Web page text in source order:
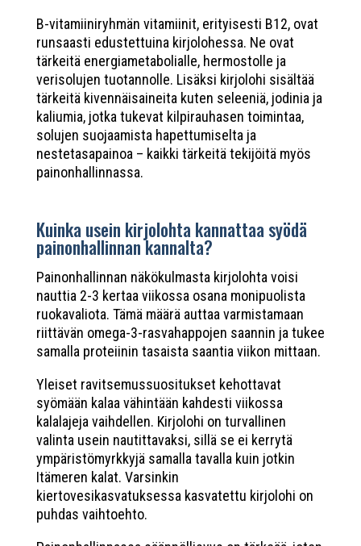
B-vitamiiniryhmän vitamiinit, erityisesti B12, ovat
runsaasti edustettuina kirjolohessa. Ne ovat
tärkeitä energiametabolialle, hermostolle ja
verisolujen tuotannolle. Lisäksi kirjolohi sisältää
tärkeitä kivennäisaineita kuten seleeniä, jodinia ja
kaliumia, jotka tukevat kilpirauhasen toimintaa,
solujen suojaamista hapettumiselta ja
nestetasapainoa – kaikki tärkeitä tekijöitä myös
painonhallinnassa.
Kuinka usein kirjolohta kannattaa syödä
painonhallinnan kannalta?
Painonhallinnan näkökulmasta kirjolohta voisi
nauttia 2-3 kertaa viikossa osana monipuolista
ruokavaliota. Tämä määrä auttaa varmistamaan
riittävän omega-3-rasvahappojen saannin ja tukee
samalla proteiinin tasaista saantia viikon mittaan.
Yleiset ravitsemussuositukset kehottavat
syömään kalaa vähintään kahdesti viikossa
kalalajeja vaihdellen. Kirjolohi on turvallinen
valinta usein nautittavaksi, sillä se ei kerrytä
ympäristömyrkkyjä samalla tavalla kuin jotkin
Itämeren kalat. Varsinkin
kiertovesikasvatuksessa kasvatettu kirjolohi on
puhdas vaihtoehto.